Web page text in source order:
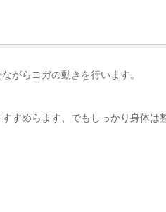
がらヨガの動きを行います。
すめらます、でもしっかり身体は